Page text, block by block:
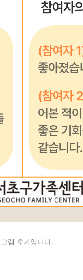
램 후기입니다.